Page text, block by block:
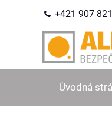
+421 907
Úvodná